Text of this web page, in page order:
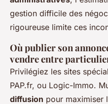
gestion difficile des
rigoureuse limite ces
Où publier son
vendre entre
Privilégiez les sites
PAP.fr, ou Logic-Immo.
diffusion pour maximiser